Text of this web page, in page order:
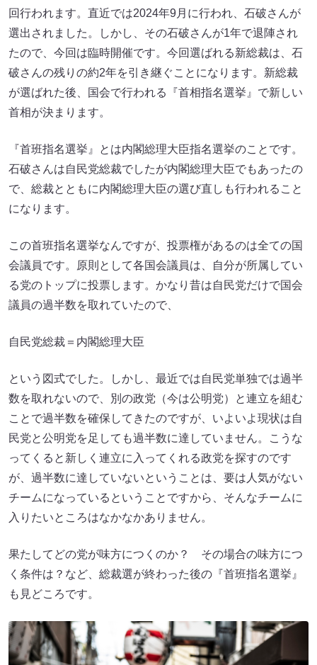
回行われます。直近では2024年9月に行われ、石破さんが
選出されました。しかし、その石破さんが1年で退陣され
たので、今回は臨時開催です。今回選ばれる新総裁は、石
破さんの残りの約2年を引き継ぐことになります。新総裁
が選ばれた後、国会で行われる『首相指名選挙』で新しい
首相が決まります。
『首班指名選挙』とは内閣総理大臣指名選挙のことです。
石破さんは自民党総裁でしたが内閣総理大臣でもあったの
で、総裁とともに内閣総理大臣の選び直しも行われること
になります。
この首班指名選挙なんですが、投票権があるのは全ての国
会議員です。原則として各国会議員は、自分が所属してい
る党のトップに投票します。かなり昔は自民党だけで国会
議員の過半数を取れていたので、
自民党総裁＝内閣総理大臣
という図式でした。しかし、最近では自民党単独では過半
数を取れないので、別の政党（今は公明党）と連立を組む
ことで過半数を確保してきたのですが、いよいよ現状は自
民党と公明党を足しても過半数に達していません。こうな
ってくると新しく連立に入ってくれる政党を探すのです
が、過半数に達していないということは、要は人気がない
チームになっているということですから、そんなチームに
入りたいところはなかなかありません。
果たしてどの党が味方につくのか？ その場合の味方につ
く条件は？など、総裁選が終わった後の『首班指名選挙』
も見どころです。